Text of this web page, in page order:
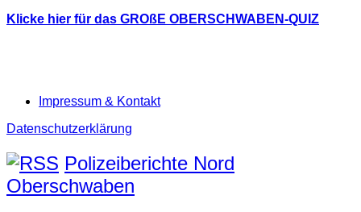
Klicke hier für das GROßE OBERSCHWABEN-QUIZ
Impressum & Kontakt
Datenschutzerklärung
Polizeiberichte Nord
Oberschwaben